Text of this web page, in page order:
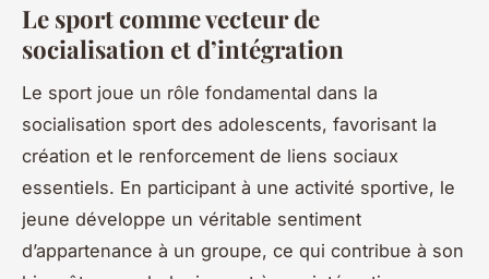
Le sport comme vecteur de
socialisation et d’intégration
Le sport joue un rôle fondamental dans la
socialisation sport des adolescents, favorisant la
création et le renforcement de liens sociaux
essentiels. En participant à une activité sportive, le
jeune développe un véritable sentiment
d’appartenance à un groupe, ce qui contribue à son